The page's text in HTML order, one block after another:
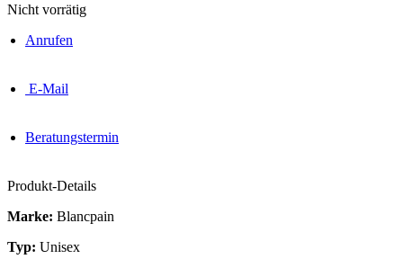
Nicht vorrätig
Anrufen
E-Mail
Beratungstermin
Produkt-Details
Marke: Blancpain
Typ: Unisex